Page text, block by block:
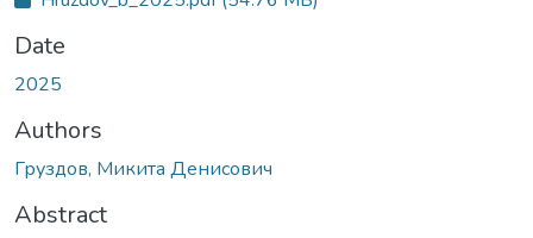
Date
2025
Authors
Груздов, Микита Денисович
Abstract